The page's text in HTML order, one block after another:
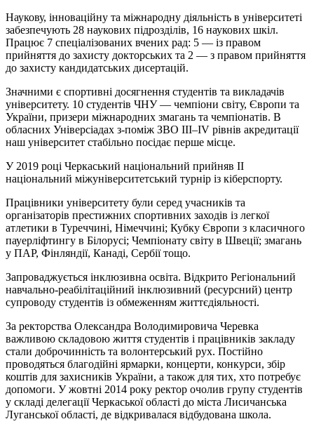
Наукову, інноваційну та міжнародну діяльність в університеті
забезпечують 28 наукових підрозділів, 16 наукових шкіл.
Працює 7 спеціалізованих вчених рад: 5 — із правом
прийняття до захисту докторських та 2 — з правом прийняття
до захисту кандидатських дисертацій.
Значними є спортивні досягнення студентів та викладачів
університету. 10 студентів ЧНУ — чемпіони світу, Європи та
України, призери міжнародних змагань та чемпіонатів. В
обласних Універсіадах з-поміж ЗВО III–IV рівнів акредитації
наш університет стабільно посідає перше місце.
У 2019 році Черкаський національний прийняв ІІ
національний міжуніверситетський турнір із кіберспорту.
Працівники університету були серед учасників та
організаторів престижних спортивних заходів із легкої
атлетики в Туреччині, Німеччині; Кубку Європи з класичного
пауерліфтингу в Білорусі; Чемпіонату світу в Швеції; змагань
у ПАР, Фінляндії, Канаді, Сербії тощо.
Запроваджується інклюзивна освіта. Відкрито Регіональний
навчально-реабілітаційний інклюзивний (ресурсний) центр
супроводу студентів із обмеженням життєдіяльності.
За ректорства Олександра Володимировича Черевка
важливою складовою життя студентів і працівників закладу
стали доброчинність та волонтерський рух. Постійно
проводяться благодійні ярмарки, концерти, конкурси, збір
коштів для захисників України, а також для тих, хто потребує
допомоги. У жовтні 2014 року ректор очолив групу студентів
у складі делегації Черкаської області до міста Лисичанська
Луганської області, де відкривалася відбудована школа.